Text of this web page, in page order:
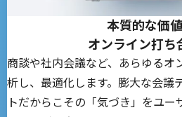
本質的な価
オンライン打ち
商談や社内会議など、あらゆるオ
析し、最適化します。膨大な会議
トだからこその「気づき」をユー